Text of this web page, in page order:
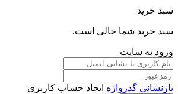
سبد خرید
سبد خرید شما خالی است.
ورود به سایت
بازنشانی گذرواژه ایجاد حساب کاربری